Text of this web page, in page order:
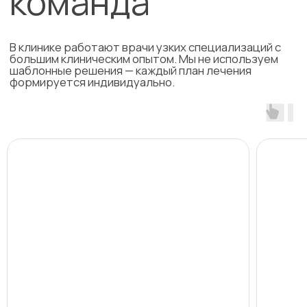
Политика обработки персональных данных
Политика конфиденциальности
ООО "КЛИНИКА ФУНКЦИОНАЛЬНОЙ СТОМАТОЛОГИИ